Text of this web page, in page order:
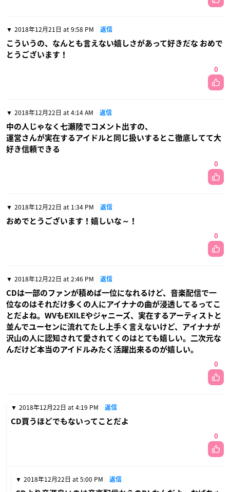
2018年12月21日 at 9:58 PM 返信
こういうの、なんとも言えない嬉しさがあって好きだな おめで
とうございます！
0
2018年12月22日 at 4:14 AM 返信
中の人じゃなく七瀬陸でコメント出すの、
運営さんが実在するアイドルと同じ扱いするとこ徹底してて大
好き信頼できる
0
2018年12月22日 at 1:34 PM 返信
おめでとうございます！嬉しいな～！
0
2018年12月22日 at 2:46 PM 返信
CDは一部のファンが積めば一位になれるけど、音楽配信で一
位なのはそれだけ多くの人にアイナナの曲が浸透してるってこ
とだよね。WVもEXILEやジャニーズ、実在するアーティストと
並んでユーセンに流れてたし上手く言えないけど、アイナナが
沢山の人に認知されて愛されてくのはとても嬉しい。二次元な
んだけど本当のアイドルみたく活躍出来るのが嬉しい。
0
2018年12月22日 at 4:19 PM 返信
CD買うほどでもないってことだよ
0
2018年12月22日 at 5:00 PM 返信